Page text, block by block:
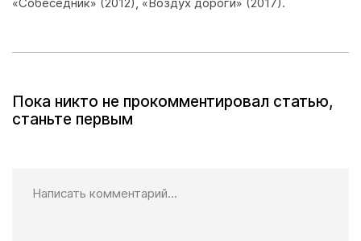
Пока никто не прокомментировал статью,
станьте первым